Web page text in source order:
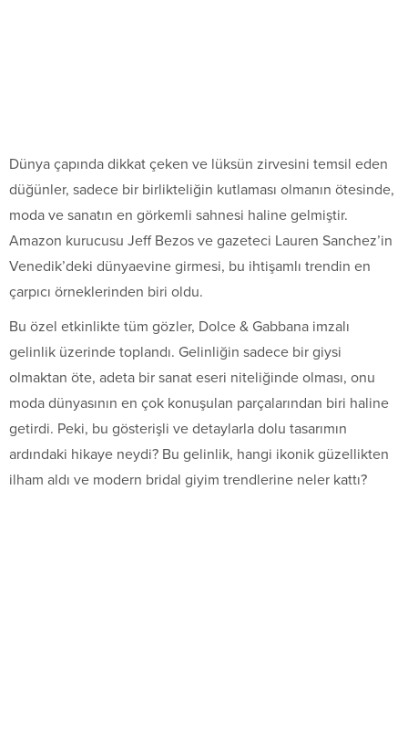
Dünya çapında dikkat çeken ve lüksün zirvesini temsil eden
düğünler, sadece bir birlikteliğin kutlaması olmanın ötesinde,
moda ve sanatın en görkemli sahnesi haline gelmiştir.
Amazon kurucusu Jeff Bezos ve gazeteci Lauren Sanchez’in
Venedik’deki dünyaevine girmesi, bu ihtişamlı trendin en
çarpıcı örneklerinden biri oldu.
Bu özel etkinlikte tüm gözler, Dolce & Gabbana imzalı
gelinlik üzerinde toplandı. Gelinliğin sadece bir giysi
olmaktan öte, adeta bir sanat eseri niteliğinde olması, onu
moda dünyasının en çok konuşulan parçalarından biri haline
getirdi. Peki, bu gösterişli ve detaylarla dolu tasarımın
ardındaki hikaye neydi? Bu gelinlik, hangi ikonik güzellikten
ilham aldı ve modern bridal giyim trendlerine neler kattı?